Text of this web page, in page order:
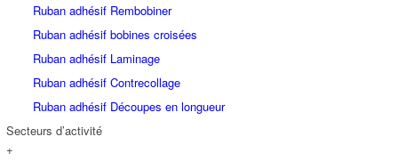
Ruban adhésif Rembobiner
Ruban adhésif bobines croisées
Ruban adhésif Laminage
Ruban adhésif Contrecollage
Ruban adhésif Découpes en longueur
Secteurs d’activité
+